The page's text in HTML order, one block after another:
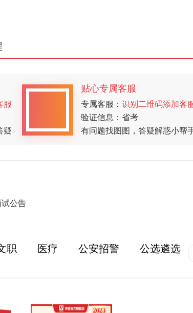
服
疑
贴心专属客服
专属客服： 识别二维码添加客
验证信息：省考
有问题找图图，答疑解惑小帮
公告
职 医疗 公安招警 公选遴选